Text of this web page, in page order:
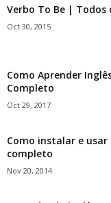
Verbo To Be | Todos
Oct 30, 2015
Como Aprender
Completo
Oct 29, 2017
Como instalar e
completo
Nov 20, 2014